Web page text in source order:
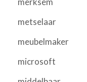
metselaar
meubelmaker
microsoft